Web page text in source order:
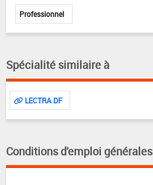
Professionnel
Spécialité similaire à
LECTRA DF
Conditions d'emploi générales